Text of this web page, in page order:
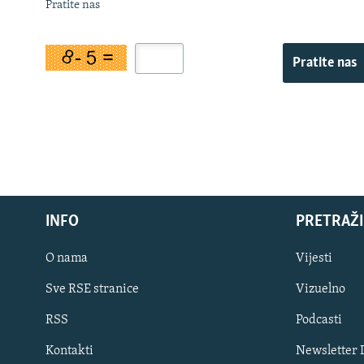
Pratite nas
Pratite nas
INFO
O nama
Sve RSE stranice
RSS
Kontakti
PRETRAŽI
Vijesti
Vizuelno
Podcasti
Newsletter